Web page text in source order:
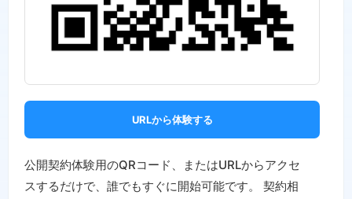
URLから体験する
公開契約体験用のQRコード、またはURLからアクセ
スするだけで、誰でもすぐに開始可能です。 契約相